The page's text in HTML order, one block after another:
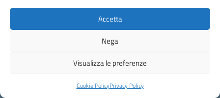
Accetta
Nega
Visualizza le preferenze
Cookie PolicyPrivacy Policy
Revisione:13.11.2024
rilasciato sotto Licenza Creative Commons Attribuzione 4.0 Italia.